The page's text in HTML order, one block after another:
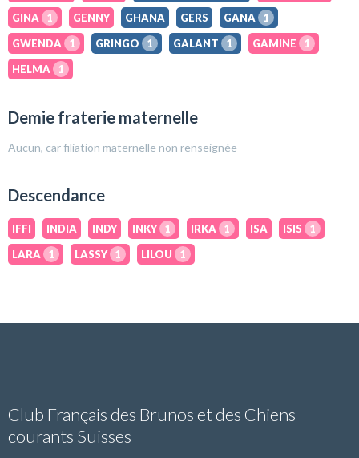
GINA
1 GENNY GHANA GERS GANA
1
GWENDA
1 GRINGO 1 GALANT 1 GAMINE
1
HELMA
1
Demie fraterie maternelle
Aucun, car filiation maternelle non renseignée
Descendance
IFFI INDIA INDY INKY 1 IRKA 1 ISA ISIS
1
LARA
1 LASSY 1 LILOU 1
Club Français des Brunos et des Chiens
courants Suisses